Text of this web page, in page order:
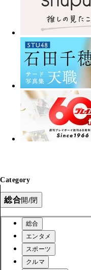
Category
総合開/閉
総合
エンタメ
スポーツ
クルマ